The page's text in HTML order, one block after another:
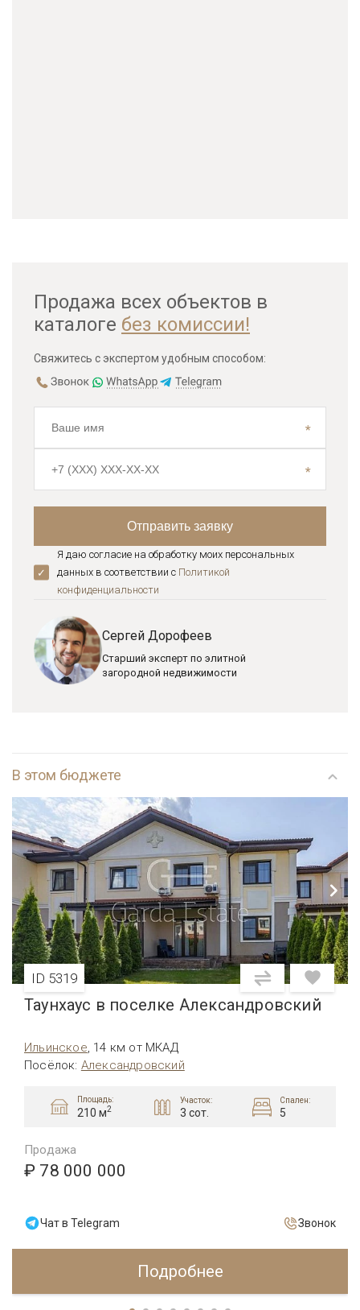
Продажа всех объектов в
каталоге без комиссии!
Свяжитесь с экспертом удобным способом:
Я даю согласие на обработку моих персональных
данных в соответствии с Политикой
конфиденциальноcти
Сергей Дорофеев
Старший эксперт по элитной
загородной недвижимости
В этом бюджете
ID 5319
Таунхаус в поселке Александровский
Ильинское, 14 км от МКАД
Посёлок: Александровский
Площадь:
210 м2
Участок:
3 сот.
Спален:
5
Продажа
₽ 78 000 000
Чат в Telegram Звонок
Подробнее